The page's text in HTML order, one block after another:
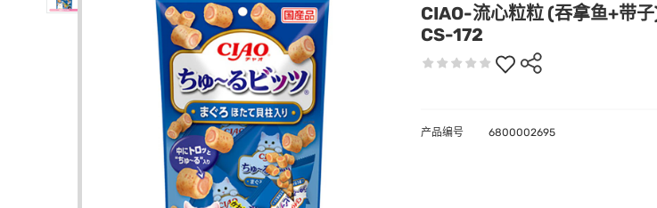
CIAO-流心粒粒 (吞拿鱼+带
CS-172
产品编号 6800002695